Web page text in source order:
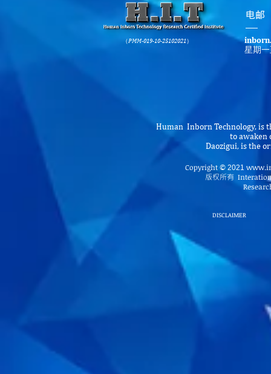
（PMM-019-10-25102021）
​电邮
星期
Human Inborn Technology, is
to awaken
Daozigui, is the
Copyright © 2021
版权所有
DISCLAIMER